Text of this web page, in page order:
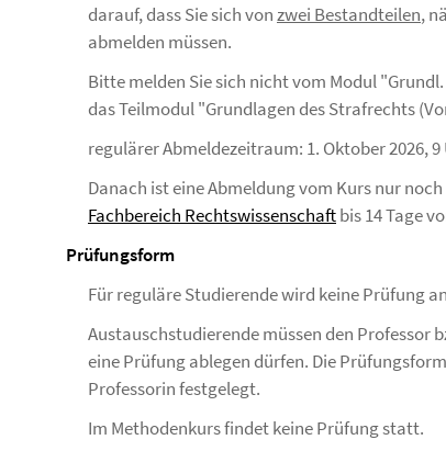
darauf, dass Sie sich vonzwei Bestandteilen,
abmelden müssen.
Bitte melden Sie sich nicht vom Modul
das Teilmodul "Grundlagen des Strafrechts
regulärer Abmeldezeitraum: 1. Oktober 2026, 9
Danach ist eine Abmeldung vom Kurs nur
Fachbereich Rechtswissenschaftbis 14 Tage
Prüfungsform
Für reguläre Studierende wird keine Prüfung
Austauschstudierende müssen den Professor
eine Prüfung ablegen dürfen. Die
Professorin festgelegt.
Im Methodenkurs findet keine Prüfung statt.